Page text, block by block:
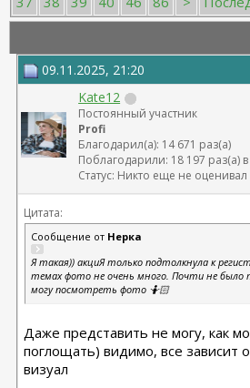
09.11.2025, 21:20
Kate12
Постоянный участник
Profi
Благодарил(а): 14 671 раз(а)
Поблагодарили: 18 197 раз(а)
Статус: Никто еще не оценивал
Цитата:
Сообщение от Нерка
Я такая)) акциЯ только подтолкнула к
темах фото не очень много. Почти не было
могу посмотреть фото 🤷🏻
Даже представить не могу, как
поглощать) видимо, все зависит
визуал